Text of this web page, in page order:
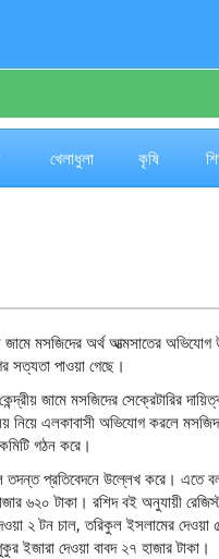
খেলাধুলা কৃষি
জামে মসজিদের অর্থ আত্মসাতের
সত্যতা পাওয়া গেছে।
জামে মসজিদের সেক্রেটারির
নিয়ে এলকাবাসী অভিযোগ করলে
গঠন করে।
তদন্ত প্রতিবেদনে উল্লেখ করে। এতে
৬২০ টাকা। রশিদ বই অনুযায়ী
২ টন চাল, তরিকুল ইসলামের
ইজারা দেওয়া বাবদ ২৭ হাজার টাকা।